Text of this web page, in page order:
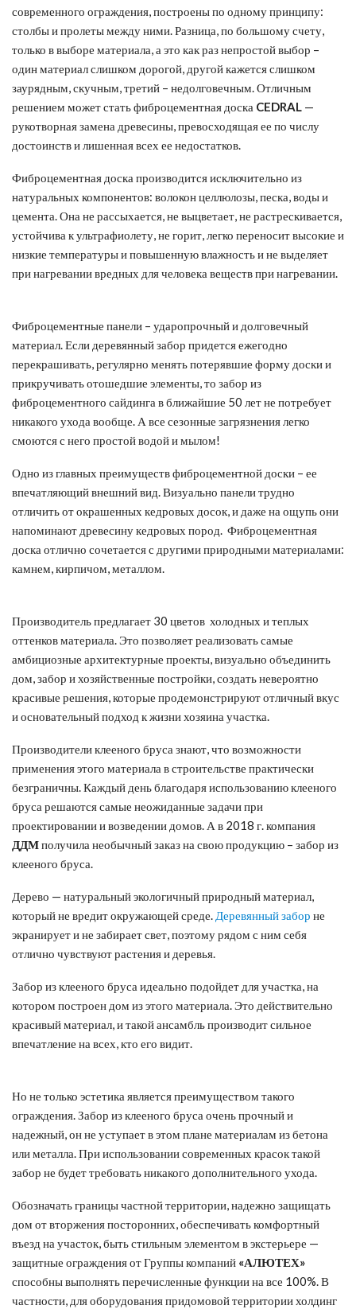
современного ограждения, построены по одному принципу:
столбы и пролеты между ними. Разница, по большому счету,
только в выборе материала, а это как раз непростой выбор –
один материал слишком дорогой, другой кажется слишком
заурядным, скучным, третий – недолговечным. Отличным
решением может стать фиброцементная доска CEDRAL —
рукотворная замена древесины, превосходящая ее по числу
достоинств и лишенная всех ее недостатков.
Фиброцементная доска производится исключительно из
натуральных компонентов: волокон целлюлозы, песка, воды и
цемента. Она не рассыхается, не выцветает, не растрескивается,
устойчива к ультрафиолету, не горит, легко переносит высокие и
низкие температуры и повышенную влажность и не выделяет
при нагревании вредных для человека веществ при нагревании.
Фиброцементные панели – ударопрочный и долговечный
материал. Если деревянный забор придется ежегодно
перекрашивать, регулярно менять потерявшие форму доски и
прикручивать отошедшие элементы, то забор из
фиброцементного сайдинга в ближайшие 50 лет не потребует
никакого ухода вообще. А все сезонные загрязнения легко
смоются с него простой водой и мылом!
Одно из главных преимуществ фиброцементной доски – ее
впечатляющий внешний вид. Визуально панели трудно
отличить от окрашенных кедровых досок, и даже на ощупь они
напоминают древесину кедровых пород. Фиброцементная
доска отлично сочетается с другими природными материалами:
камнем, кирпичом, металлом.
Производитель предлагает 30 цветов холодных и теплых
оттенков материала. Это позволяет реализовать самые
амбициозные архитектурные проекты, визуально объединить
дом, забор и хозяйственные постройки, создать невероятно
красивые решения, которые продемонстрируют отличный вкус
и основательный подход к жизни хозяина участка.
Производители клееного бруса знают, что возможности
применения этого материала в строительстве практически
безграничны. Каждый день благодаря использованию клееного
бруса решаются самые неожиданные задачи при
проектировании и возведении домов. А в 2018 г. компания
ДДМполучила необычный заказ на свою продукцию – забор из
клееного бруса.
Дерево — натуральный экологичный природный материал,
который не вредит окружающей среде. Деревянный забор не
экранирует и не забирает свет, поэтому рядом с ним себя
отлично чувствуют растения и деревья.
Забор из клееного бруса идеально подойдет для участка, на
котором построен дом из этого материала. Это действительно
красивый материал, и такой ансамбль производит сильное
впечатление на всех, кто его видит.
Но не только эстетика является преимуществом такого
ограждения. Забор из клееного бруса очень прочный и
надежный, он не уступает в этом плане материалам из бетона
или металла. При использовании современных красок такой
забор не будет требовать никакого дополнительного ухода.
Обозначать границы частной территории, надежно защищать
дом от вторжения посторонних, обеспечивать комфортный
въезд на участок, быть стильным элементом в экстерьере —
защитные ограждения от Группы компаний «АЛЮТЕХ»
способны выполнять перечисленные функции на все 100%. В
частности, для оборудования придомовой территории холдинг